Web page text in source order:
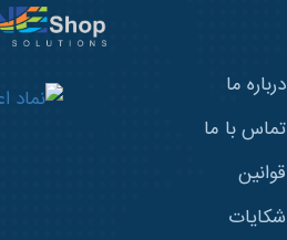
درباره ما
تماس با ما
قوانین
شکایات